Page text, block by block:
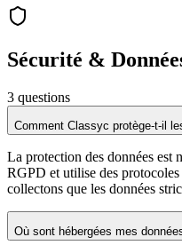
Sécurité &
3 questions
Comment Classyc protège-t-il
La protection des données est
RGPD et utilise des
collectons que les données
Où sont hébergées mes